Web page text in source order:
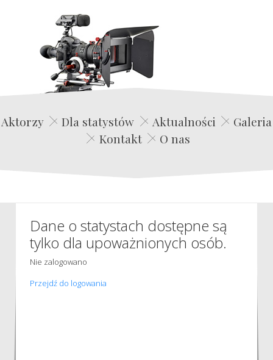
Edwin Film Agencja Aktorska
Aktorzy Dla statystów Aktualności
Galeria
Kontakt
O nas
Dane o statystach dostępne są
tylko dla upoważnionych osób.
Nie zalogowano
Przejdź do logowania